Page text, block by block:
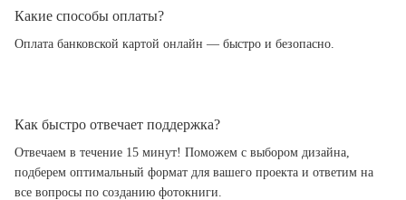
Какие способы оплаты?
Оплата банковской картой онлайн — быстро и безопасно.
Как быстро отвечает поддержка?
Отвечаем в течение 15 минут! Поможем с выбором дизайна,
подберем оптимальный формат для вашего проекта и ответим на
все вопросы по созданию фотокниги.